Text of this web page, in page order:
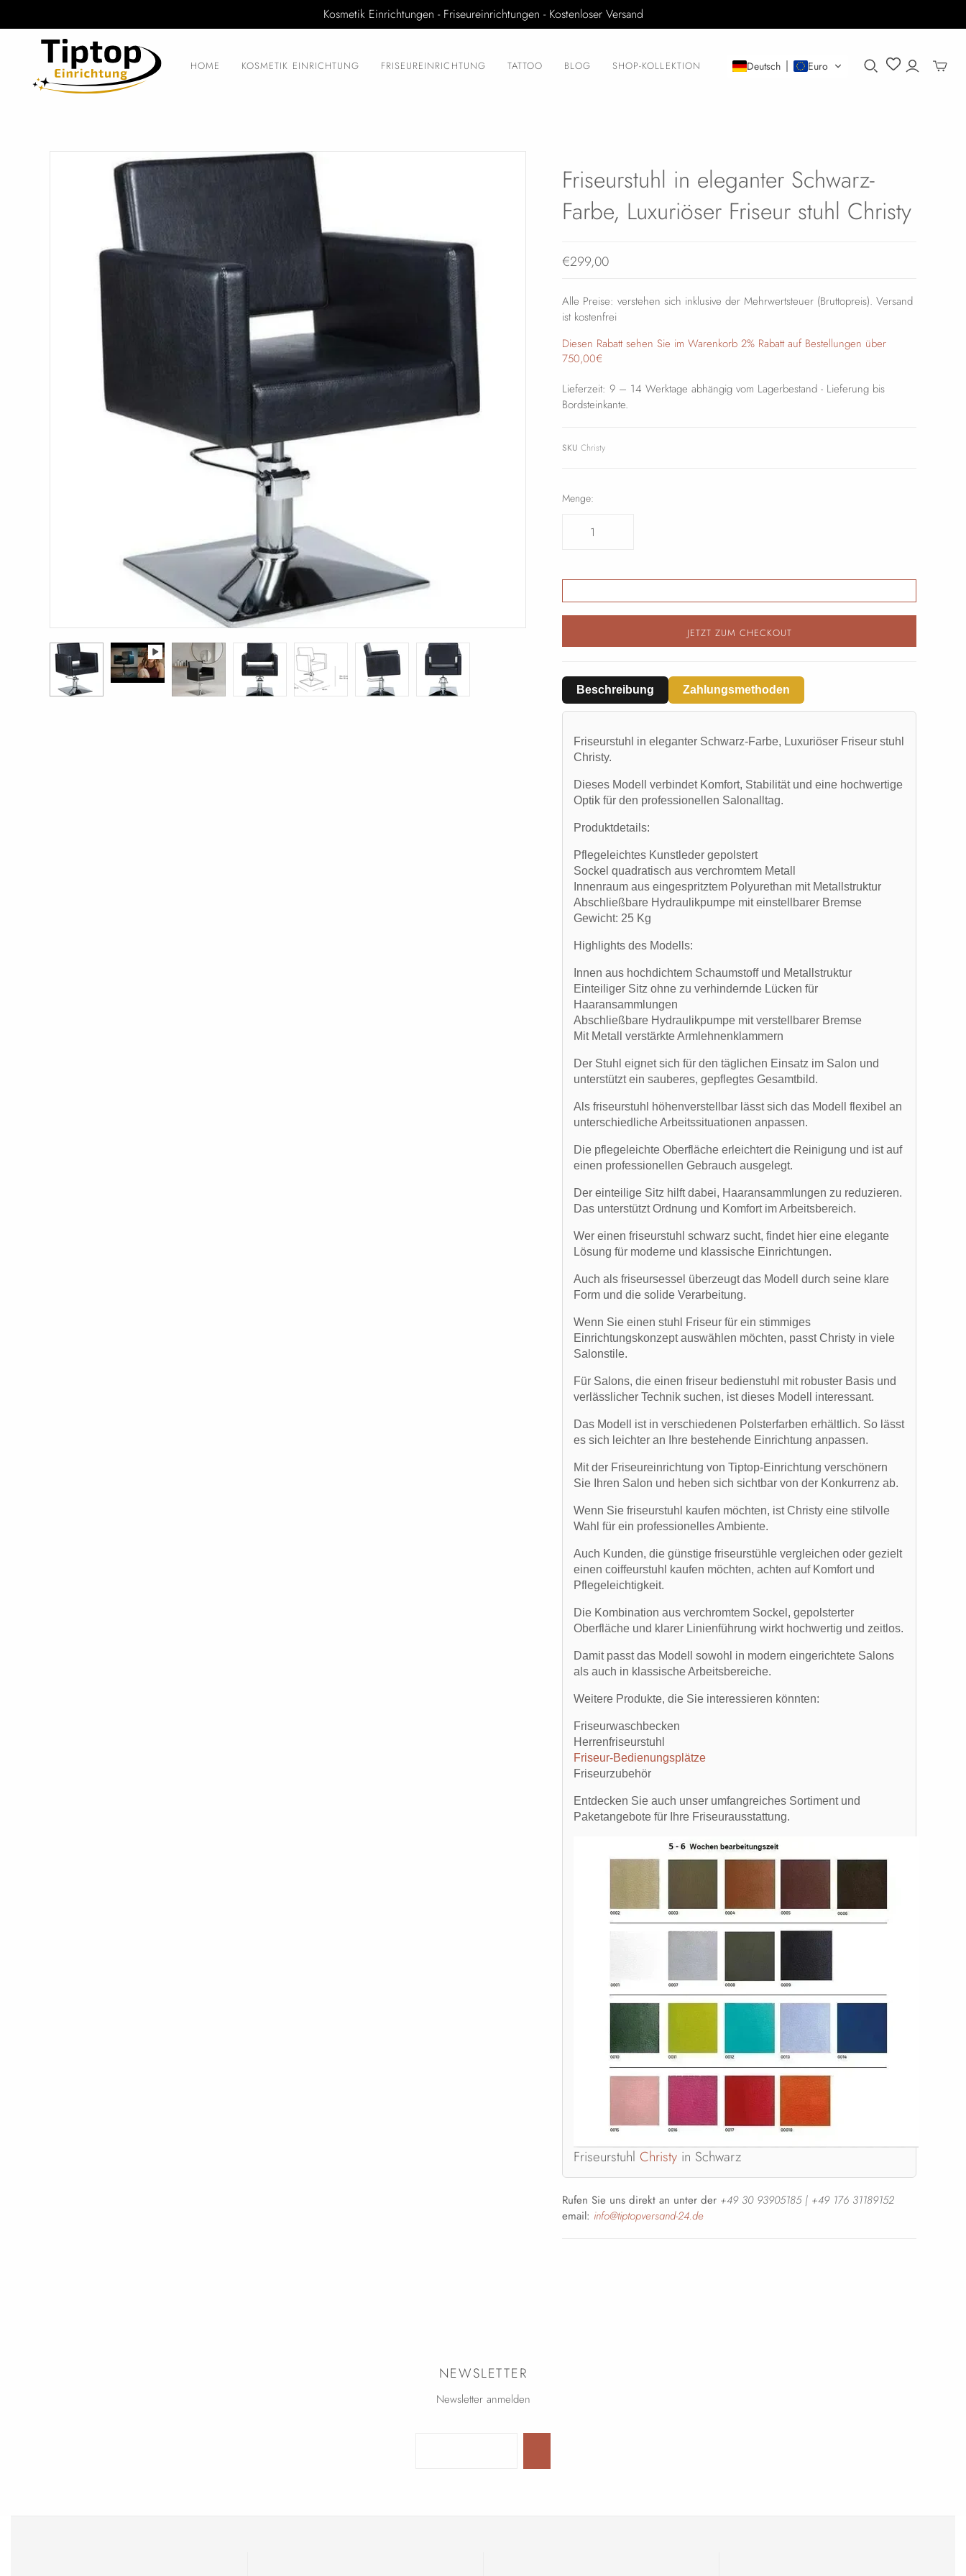
Kosmetik Einrichtungen - Friseureinrichtungen - Kostenloser Versand
HOME KOSMETIK EINRICHTUNG FRISEUREINRICHTUNG TATTOO BLOG SHOP-KOLLEKTION Deutsch Euro
Friseurstuhl in eleganter Schwarz-
Farbe, Luxuriöser Friseur stuhl Christy
€299,00
Alle Preise: verstehen sich inklusive der Mehrwertsteuer (Bruttopreis). Versand
ist kostenfrei
Diesen Rabatt sehen Sie im Warenkorb 2% Rabatt auf Bestellungen über
750,00€
Lieferzeit: 9 – 14 Werktage abhängig vom Lagerbestand - Lieferung bis
Bordsteinkante.
SKUChristy
Menge:
JETZT ZUM CHECKOUT
Beschreibung Zahlungsmethoden
Friseurstuhl in eleganter Schwarz-Farbe, Luxuriöser Friseur stuhl
Christy.
Dieses Modell verbindet Komfort, Stabilität und eine hochwertige
Optik für den professionellen Salonalltag.
Produktdetails:
Pflegeleichtes Kunstleder gepolstert
Sockel quadratisch aus verchromtem Metall
Innenraum aus eingespritztem Polyurethan mit Metallstruktur
Abschließbare Hydraulikpumpe mit einstellbarer Bremse
Gewicht: 25 Kg
Highlights des Modells:
Innen aus hochdichtem Schaumstoff und Metallstruktur
Einteiliger Sitz ohne zu verhindernde Lücken für
Haaransammlungen
Abschließbare Hydraulikpumpe mit verstellbarer Bremse
Mit Metall verstärkte Armlehnenklammern
Der Stuhl eignet sich für den täglichen Einsatz im Salon und
unterstützt ein sauberes, gepflegtes Gesamtbild.
Als friseurstuhl höhenverstellbar lässt sich das Modell flexibel an
unterschiedliche Arbeitssituationen anpassen.
Die pflegeleichte Oberfläche erleichtert die Reinigung und ist auf
einen professionellen Gebrauch ausgelegt.
Der einteilige Sitz hilft dabei, Haaransammlungen zu reduzieren.
Das unterstützt Ordnung und Komfort im Arbeitsbereich.
Wer einen friseurstuhl schwarz sucht, findet hier eine elegante
Lösung für moderne und klassische Einrichtungen.
Auch als friseursessel überzeugt das Modell durch seine klare
Form und die solide Verarbeitung.
Wenn Sie einen stuhl Friseur für ein stimmiges
Einrichtungskonzept auswählen möchten, passt Christy in viele
Salonstile.
Für Salons, die einen friseur bedienstuhl mit robuster Basis und
verlässlicher Technik suchen, ist dieses Modell interessant.
Das Modell ist in verschiedenen Polsterfarben erhältlich. So lässt
es sich leichter an Ihre bestehende Einrichtung anpassen.
Mit der Friseureinrichtung von Tiptop-Einrichtung verschönern
Sie Ihren Salon und heben sich sichtbar von der Konkurrenz ab.
Wenn Sie friseurstuhl kaufen möchten, ist Christy eine stilvolle
Wahl für ein professionelles Ambiente.
Auch Kunden, die günstige friseurstühle vergleichen oder gezielt
einen coiffeurstuhl kaufen möchten, achten auf Komfort und
Pflegeleichtigkeit.
Die Kombination aus verchromtem Sockel, gepolsterter
Oberfläche und klarer Linienführung wirkt hochwertig und zeitlos.
Damit passt das Modell sowohl in modern eingerichtete Salons
als auch in klassische Arbeitsbereiche.
Weitere Produkte, die Sie interessieren könnten:
Friseurwaschbecken
Herrenfriseurstuhl
Friseur-Bedienungsplätze
Friseurzubehör
Entdecken Sie auch unser umfangreiches Sortiment und
Paketangebote für Ihre Friseurausstattung.
FriseurstuhlChristy in Schwarz
Rufen Sie uns direkt an unter der +49 30 93905185 | +49 176 31189152
email: info@tiptopversand-24.de
NEWSLETTER
Newsletter anmelden